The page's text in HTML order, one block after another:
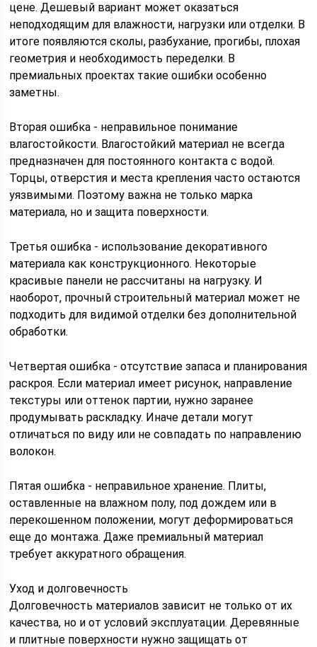
цене. Дешевый вариант может оказаться
неподходящим для влажности, нагрузки или отделки. В
итоге появляются сколы, разбухание, прогибы, плохая
геометрия и необходимость переделки. В
премиальных проектах такие ошибки особенно
заметны.
Вторая ошибка - неправильное понимание
влагостойкости. Влагостойкий материал не всегда
предназначен для постоянного контакта с водой.
Торцы, отверстия и места крепления часто остаются
уязвимыми. Поэтому важна не только марка
материала, но и защита поверхности.
Третья ошибка - использование декоративного
материала как конструкционного. Некоторые
красивые панели не рассчитаны на нагрузку. И
наоборот, прочный строительный материал может не
подходить для видимой отделки без дополнительной
обработки.
Четвертая ошибка - отсутствие запаса и планирования
раскроя. Если материал имеет рисунок, направление
текстуры или оттенок партии, нужно заранее
продумывать раскладку. Иначе детали могут
отличаться по виду или не совпадать по направлению
волокон.
Пятая ошибка - неправильное хранение. Плиты,
оставленные на влажном полу, под дождем или в
перекошенном положении, могут деформироваться
еще до монтажа. Даже премиальный материал
требует аккуратного обращения.
Уход и долговечность
Долговечность материалов зависит не только от их
качества, но и от условий эксплуатации. Деревянные
и плитные поверхности нужно защищать от